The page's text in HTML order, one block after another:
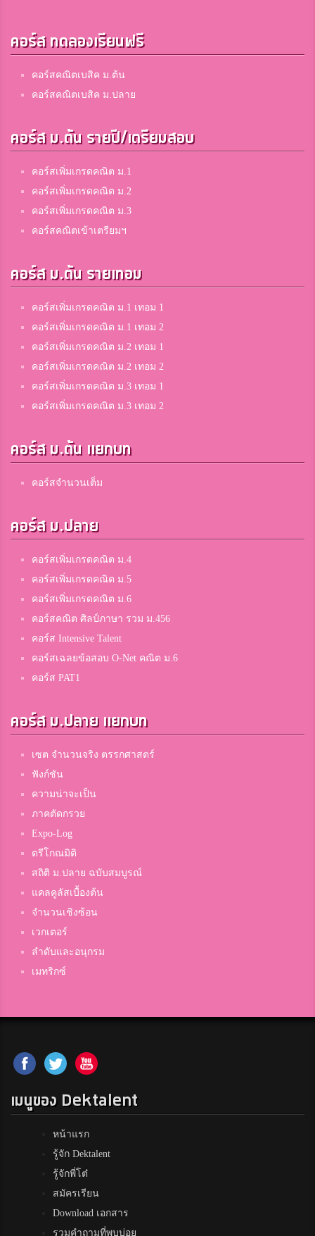
คอร์ส ทดลองเรียนฟรี
คอร์สคณิตเบสิค ม.ต้น
คอร์สคณิตเบสิค ม.ปลาย
คอร์ส ม.ต้น รายปี/เตรียมสอบ
คอร์สเพิ่มเกรดคณิต ม.1
คอร์สเพิ่มเกรดคณิต ม.2
คอร์สเพิ่มเกรดคณิต ม.3
คอร์สคณิตเข้าเตรียมฯ
คอร์ส ม.ต้น รายเทอม
คอร์สเพิ่มเกรดคณิต ม.1 เทอม 1
คอร์สเพิ่มเกรดคณิต ม.1 เทอม 2
คอร์สเพิ่มเกรดคณิต ม.2 เทอม 1
คอร์สเพิ่มเกรดคณิต ม.2 เทอม 2
คอร์สเพิ่มเกรดคณิต ม.3 เทอม 1
คอร์สเพิ่มเกรดคณิต ม.3 เทอม 2
คอร์ส ม.ต้น แยกบท
คอร์สจำนวนเต็ม
คอร์ส ม.ปลาย
คอร์สเพิ่มเกรดคณิต ม.4
คอร์สเพิ่มเกรดคณิต ม.5
คอร์สเพิ่มเกรดคณิต ม.6
คอร์สคณิต ศิลป์ภาษา รวม ม.456
คอร์ส Intensive Talent
คอร์สเฉลยข้อสอบ O-Net คณิต ม.6
คอร์ส PAT1
คอร์ส ม.ปลาย แยกบท
เซต จำนวนจริง ตรรกศาสตร์
ฟังก์ชัน
ความน่าจะเป็น
ภาคตัดกรวย
Expo-Log
ตรีโกณมิติ
สถิติ ม.ปลาย ฉบับสมบูรณ์
แคลคูลัสเบื้องต้น
จำนวนเชิงซ้อน
เวกเตอร์
ลำดับและอนุกรม
เมทริกซ์
เมนูของ Dektalent
หน้าแรก
รู้จัก Dektalent
รู้จักพี่โต๋
สมัครเรียน
Download เอกสาร
รวมคำถามที่พบบ่อย